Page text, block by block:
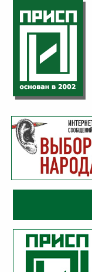
Категория:
Комментарии